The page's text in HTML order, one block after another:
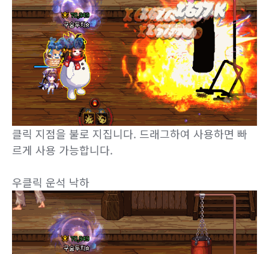
클릭 지점을 불로 지집니다. 드래그하여 사용하면 빠
르게 사용 가능합니다.
우클릭 운석 낙하